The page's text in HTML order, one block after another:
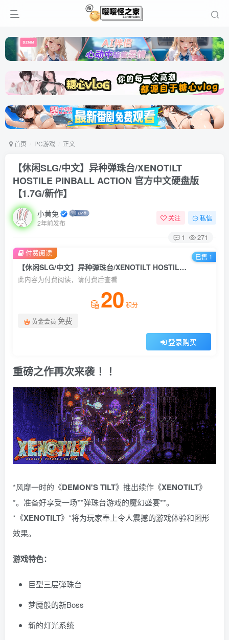
首页 PC游戏 正文
【休闲SLG/中文】异种弹珠台/XENOTILT
HOSTILE PINBALL ACTION 官方中文硬盘版
【1.7G/新作】
小黄兔
2年前发布
关注 私信
1 271
【休闲SLG/中文】异种弹珠台/XENOTILT HOSTILE PINBALL ACTION 官方中文硬盘版【1.7G/新作】
此内容为付费阅读，请付费后查看
20 积分
黄金会员 免费
登录购买
付费阅读 已售 1
重磅之作再次来袭 ！！
*风靡一时的《DEMON'S TILT》推出续作《XENOTILT》
*。准备好享受一场**弹珠台游戏的魔幻盛宴**。
*《XENOTILT》*将为玩家奉上令人震撼的游戏体验和图形
效果。
游戏特色：
巨型三层弹珠台
梦魇般的新Boss
新的灯光系统